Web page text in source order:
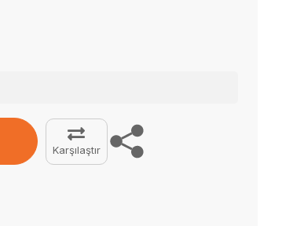
Karşılaştır